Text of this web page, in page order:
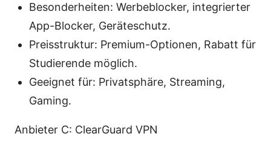
Besonderheiten: Werbeblocker, integrierter
App-Blocker, Geräteschutz.
Preisstruktur: Premium-Optionen, Rabatt für
Studierende möglich.
Geeignet für: Privatsphäre, Streaming,
Gaming.
Anbieter C: ClearGuard VPN